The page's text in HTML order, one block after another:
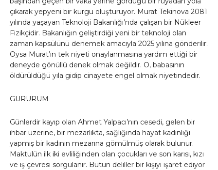
çıkarak yepyeni bir kurgu oluşturuyor. Murat Tekinova 2081
yılında yaşayan Teknoloji Bakanlığı’nda çalışan bir Nükleer
Fizikçidir. Bakanlığın geliştirdiği yeni bir teknoloji olan
zaman kapsülünü denemek amacıyla 2025 yılına gönderilir.
Oysa Murat’ın tek niyeti onaylanmasına yardım ettiği bir
deneyde gönüllü denek olmak değildir. O, babasının
öldürüldüğü yıla gidip cinayete engel olmak niyetindedir.
GURURUM
Günlerdir kayıp olan Ahmet Yalpacı’nın cesedi, gelen bir
ihbar üzerine, bir mezarlıkta, sağlığında hayat kadınlığı
yapmış bir kadının mezarına gömülmüş olarak bulunur.
Maktulün ilk iki evliliğinden olan çocukları ve son karısı, kızı
ve iş çevresi sorgulanır. Bütün deliller bir kişiyi işaret ediyor